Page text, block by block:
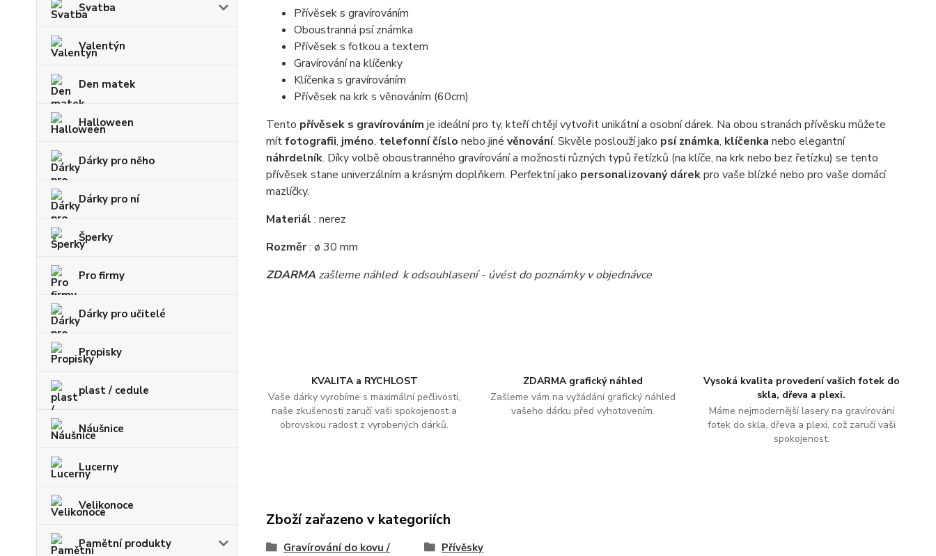
Svatba
Valentýn
Den matek
Halloween
Dárky pro něho
Dárky pro ní
Šperky
Pro firmy
Dárky pro učitelé
Propisky
plast / cedule
Náušnice
Lucerny
Velikonoce
Pamětní produkty
KVALITA a RYCHLOST
Vaše dárky vyrobíme s maximální pečlivostí,
naše zkušenosti zaručí vaši spokojenost a
obrovskou radost z vyrobených dárků.
ZDARMA grafický náhled
Zašleme vám na vyžádání grafický náhled
vašeho dárku před vyhotovením.
Vysoká kvalita provedení vašich fotek do
skla, dřeva a plexi.
Máme nejmodernější lasery na gravírování
fotek do skla, dřeva a plexi, což zaručí vaši
spokojenost.
Přívěsek s gravírováním
Oboustranná psí známka
Přívěsek s fotkou a textem
Gravírování na klíčenky
Klíčenka s gravírováním
Přívěsek na krk s věnováním (60cm)
Tento přívěsek s gravírováním je ideální pro ty, kteří chtějí vytvořit unikátní a osobní dárek. Na obou stranách přívěsku můžete
mítfotografii, jméno, telefonní číslo nebo jiné věnování. Skvěle poslouží jako psí známka, klíčenka nebo elegantní
náhrdelník. Díky volbě oboustranného gravírování a možnosti různých typů řetízků (na klíče, na krk nebo bez řetízku) se tento
přívěsek stane univerzálním a krásným doplňkem. Perfektní jako personalizovaný dárekpro vaše blízké nebo pro vaše domácí
mazlíčky.
Materiál : nerez
Rozměr: ø 30 mm
ZDARMA zašleme náhled k odsouhlasení - úvést do poznámky v objednávce
Zboží zařazeno v kategoriích
Gravírování do kovu /
Přívěsky